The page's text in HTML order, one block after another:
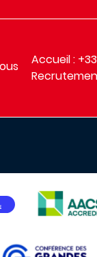
Accueil :
IMAGE